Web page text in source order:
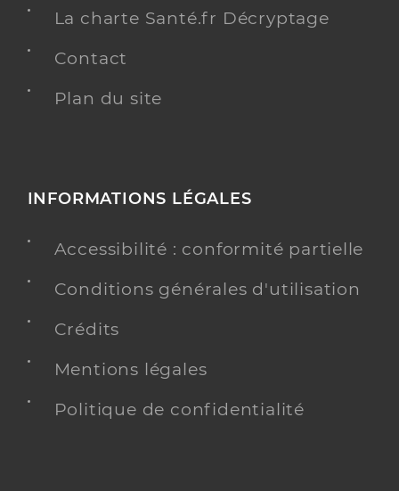
La charte Santé.fr Décryptage
Contact
Plan du site
INFORMATIONS LÉGALES
Accessibilité : conformité partielle
Conditions générales d'utilisation
Crédits
Mentions légales
Politique de confidentialité